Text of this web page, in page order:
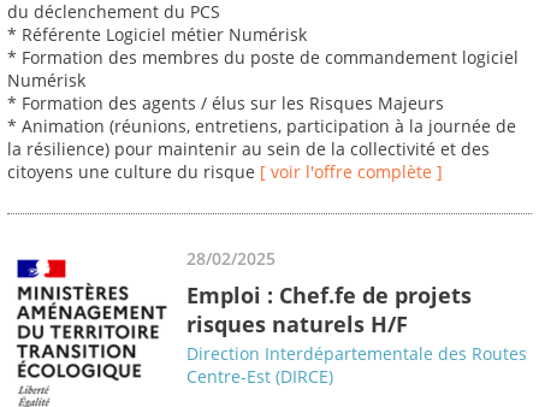
du déclenchement du PCS
* Référente Logiciel métier Numérisk
* Formation des membres du poste de commandement logiciel
Numérisk
* Formation des agents / élus sur les Risques Majeurs
* Animation (réunions, entretiens, participation à la journée de
la résilience) pour maintenir au sein de la collectivité et des
citoyens une culture du risque [ voir l'offre complète ]
28/02/2025
Emploi : Chef.fe de projets
risques naturels H/F
Direction Interdépartementale des Routes
Centre-Est (DIRCE)